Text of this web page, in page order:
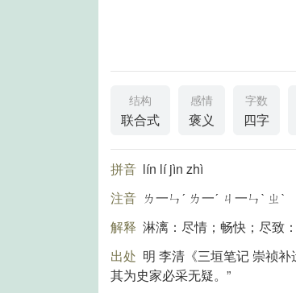
结构
联合式
感情
褒义
字数
四字
拼音 lín lí jìn zhì
注音 ㄌ一ㄣˊ ㄌ一ˊ ㄐ一ㄣˋ ㄓˋ
解释 淋漓：尽情；畅快；尽致
出处 明 李清《三垣笔记 崇祯
其为史家必采无疑。”